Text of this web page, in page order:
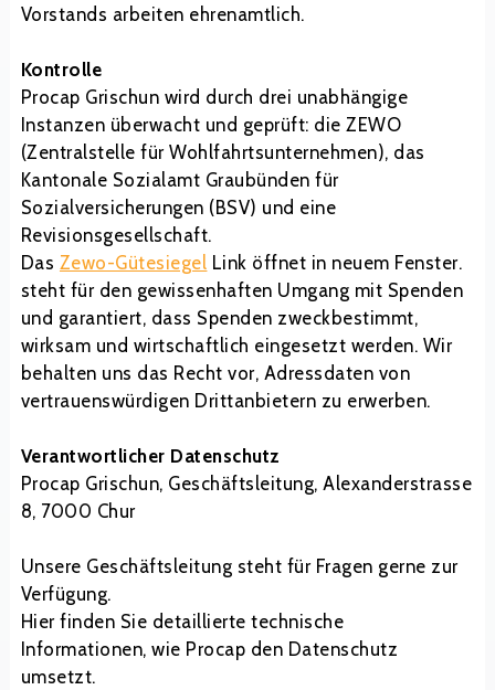
Vorstands arbeiten ehrenamtlich.
Kontrolle
Procap Grischun wird durch drei unabhängige
Instanzen überwacht und geprüft: die ZEWO
(Zentralstelle für Wohlfahrtsunternehmen), das
Kantonale Sozialamt Graubünden für
Sozialversicherungen (BSV) und eine
Revisionsgesellschaft.
Das Zewo-Gütesiegel Link öffnet in neuem Fenster.
steht für den gewissenhaften Umgang mit Spenden
und garantiert, dass Spenden zweckbestimmt,
wirksam und wirtschaftlich eingesetzt werden. Wir
behalten uns das Recht vor, Adressdaten von
vertrauenswürdigen Drittanbietern zu erwerben.
Verantwortlicher Datenschutz
Procap Grischun, Geschäftsleitung, Alexanderstrasse
8, 7000 Chur
Unsere Geschäftsleitung steht für Fragen gerne zur
Verfügung.
Hier finden Sie detaillierte technische
Informationen, wie Procap den Datenschutz
umsetzt.